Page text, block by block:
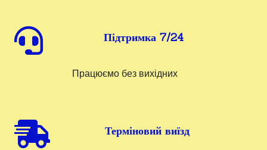
Підтримка 7/24
Працюємо без вихідних
Терміновий виїзд